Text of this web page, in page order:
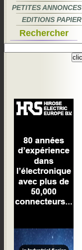
PETITES ANNONCES
EDITIONS PAPIER
Rechercher